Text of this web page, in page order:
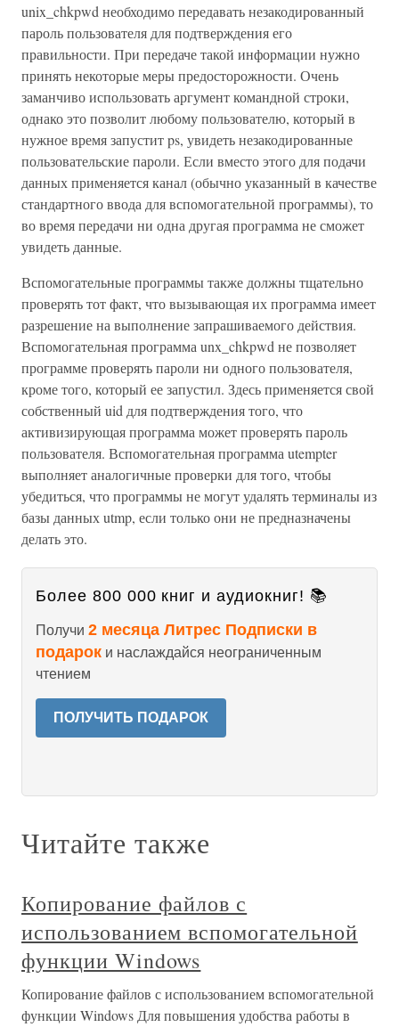
unix_chkpwd необходимо передавать незакодированный
пароль пользователя для подтверждения его
правильности. При передаче такой информации нужно
принять некоторые меры предосторожности. Очень
заманчиво использовать аргумент командной строки,
однако это позволит любому пользователю, который в
нужное время запустит ps, увидеть незакодированные
пользовательские пароли. Если вместо этого для подачи
данных применяется канал (обычно указанный в качестве
стандартного ввода для вспомогательной программы), то
во время передачи ни одна другая программа не сможет
увидеть данные.
Вспомогательные программы также должны тщательно
проверять тот факт, что вызывающая их программа имеет
разрешение на выполнение запрашиваемого действия.
Вспомогательная программа unx_chkpwd не позволяет
программе проверять пароли ни одного пользователя,
кроме того, который ее запустил. Здесь применяется свой
собственный uid для подтверждения того, что
активизирующая программа может проверять пароль
пользователя. Вспомогательная программа utempter
выполняет аналогичные проверки для того, чтобы
убедиться, что программы не могут удалять терминалы из
базы данных utmp, если только они не предназначены
делать это.
Более 800 000 книг и аудиокниг! 📚
Получи 2 месяца Литрес Подписки в
подарок и наслаждайся неограниченным
чтением
ПОЛУЧИТЬ ПОДАРОК
Читайте также
Копирование файлов с
использованием вспомогательной
функции Windows
Копирование файлов с использованием вспомогательной
функции Windows Для повышения удобства работы в